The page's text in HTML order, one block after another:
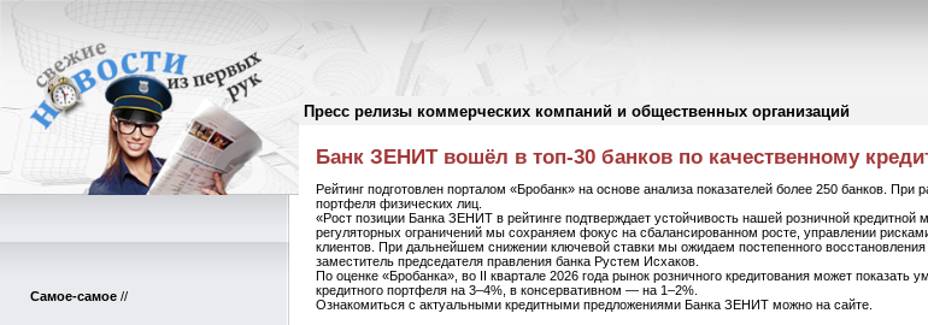
Пресс релизы коммерческих компаний и общественных организаций
Самое-самое //
Пресс-релизы//
Банк ЗЕНИТ вошёл в топ-30 банков по качественному
Рейтинг подготовлен порталом «Бробанк» на основе анализа показателей более 250 банков. При
портфеля физических лиц.
«Рост позиции Банка ЗЕНИТ в рейтинге подтверждает устойчивость нашей розничной
регуляторных ограничений мы сохраняем фокус на сбалансированном росте, управлении
клиентов. При дальнейшем снижении ключевой ставки мы ожидаем постепенного
заместитель председателя правления банка Рустем Исхаков.
По оценке «Бробанка», во II квартале 2026 года рынок розничного кредитования может показать
кредитного портфеля на 3–4%, в консервативном — на 1–2%.
Ознакомиться с актуальными кредитными предложениями Банка ЗЕНИТ можно на сайте.